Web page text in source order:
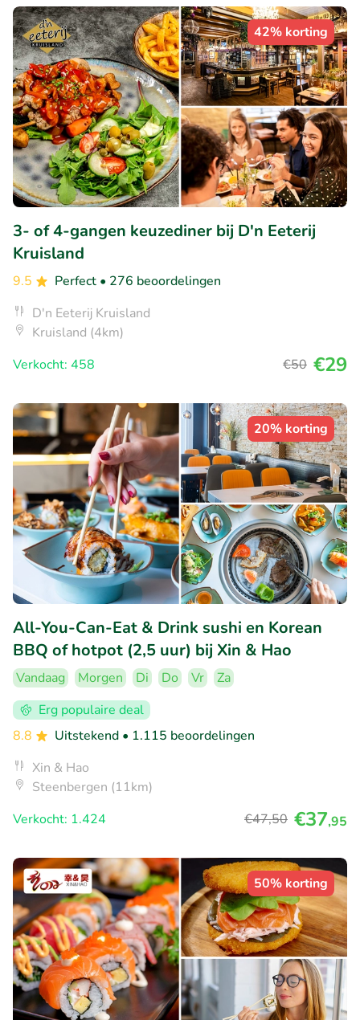
42% korting
3- of 4-gangen keuzediner bij D'n Eeterij
Kruisland
9.5 Perfect • 276 beoordelingen
D'n Eeterij Kruisland
Kruisland (4km)
Verkocht: 458
€50 €29
20% korting
All-You-Can-Eat & Drink sushi en Korean
BBQ of hotpot (2,5 uur) bij Xin & Hao
Vandaag Morgen Di Do Vr
Za
Erg populaire deal
8.8
Uitstekend • 1.115 beoordelingen
Xin & Hao
Steenbergen (11km)
Verkocht: 1.424
€47,50 €37,95
50% korting